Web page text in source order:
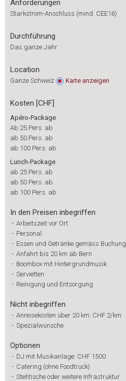
Anforderungen
Starkstrom-Anschluss (mind. CEE16)
Durchführung
Das ganze Jahr
Location
Ganze Schweiz Karte anzeigen
Kosten [CHF]
Apéro-Package
Ab 25 Pers. ab
ab 50 Pers. ab
ab 100 Pers. ab
Lunch-Package
ab 25 Pers. ab
ab 50 Pers. ab
ab 100 Pers. ab
In den Preisen inbegriffen
- Arbeitszeit vor Ort
- Personal
- Essen und Getränke gemäss Buchung
- Anfahrt bis 20 km ab Bern
- Boombox mit Hintergrundmusik
- Servietten
- Reinigung und Entsorgung
Nicht inbegriffen
- Anreisekosten über 20 km: CHF 2/km
- Spezialwünsche
Optionen
- DJ mit Musikanlage: CHF 1500
- Catering (ohne Foodtruck)
- Stehtische oder weitere Infrastruktur